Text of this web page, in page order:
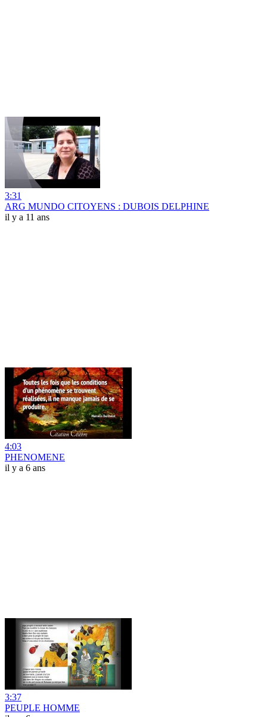
3:31
ARG MUNDO CITOYENS : DUBOIS DELPHINE
il y a 11 ans
4:03
PHENOMENE
il y a 6 ans
3:37
PEUPLE HOMME